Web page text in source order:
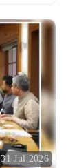
31 Jul 2026